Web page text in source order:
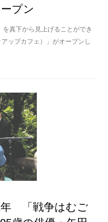
プン
真下から見上げることができ
ップカフェ）」がオープンし
年 「戦争はむご